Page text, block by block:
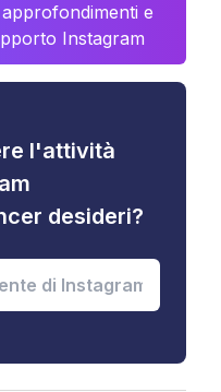
e
Instagram
l'attività
desideri?